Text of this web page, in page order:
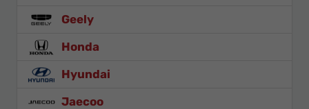
Geely
Honda
Hyundai
Jaecoo